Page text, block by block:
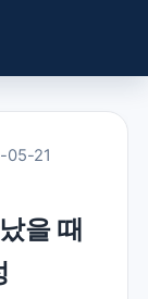
05-21
을 때